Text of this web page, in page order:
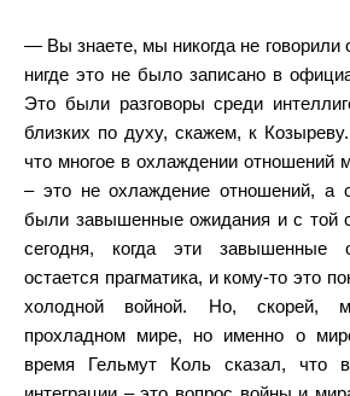
— Вы знаете, мы никогда не говорили
нигде это не было записано в
Это были разговоры среди
близких по духу, скажем, к
что многое в охлаждении отношений
– это не охлаждение отношений, а
были завышенные ожидания и с той
сегодня, когда эти завышенные
остается прагматика, и кому-то это
холодной войной. Но, скорей,
прохладном мире, но именно о
время Гельмут Коль сказал, что